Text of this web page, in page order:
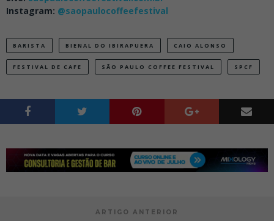
Instagram: @saopaulocoffeefestival
BARISTA BIENAL DO IBIRAPUERA CAIO ALONSO
FESTIVAL DE CAFE SÃO PAULO COFFEE FESTIVAL SPCF
ARTIGO ANTERIOR